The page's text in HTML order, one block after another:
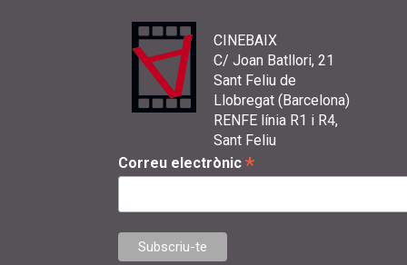
CINEBAIX
C/ Joan Batllori, 21
Sant Feliu de
Llobregat (Barcelona)
RENFE línia R1 i R4,
Sant Feliu
Correu electrònic *